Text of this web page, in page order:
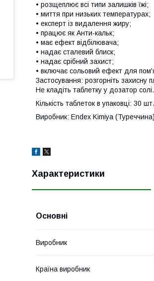
• розщеплює всі типи залишків їжі;
• миття при низьких температурах;
• експерт із видалення жиру;
• працює як Анти-кальк;
• має ефект відбілювача;
• надає сталевий блиск;
• надає срібний захист;
• включає сольовий ефект для
Застосування: розгорніть
Не кладіть таблетку у дозатор солі.
Кількість таблеток в упаковці: 30
Виробник: Endex Kimiya (Туреччина)
Характеристики
Основні
Виробник
Країна виробник